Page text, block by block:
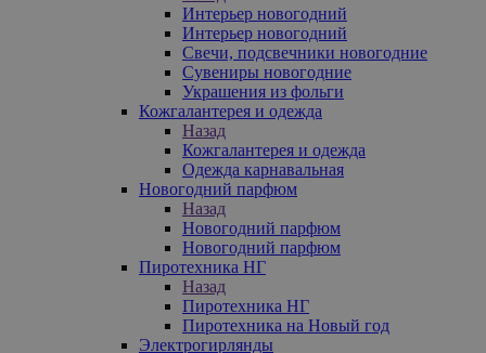
Интерьер новогодний
Интерьер новогодний
Свечи, подсвечники новогодние
Сувениры новогодние
Украшения из фольги
Кожгалантерея и одежда
Назад
Кожгалантерея и одежда
Одежда карнавальная
Новогодний парфюм
Назад
Новогодний парфюм
Новогодний парфюм
Пиротехника НГ
Назад
Пиротехника НГ
Пиротехника на Новый год
Электрогирлянды